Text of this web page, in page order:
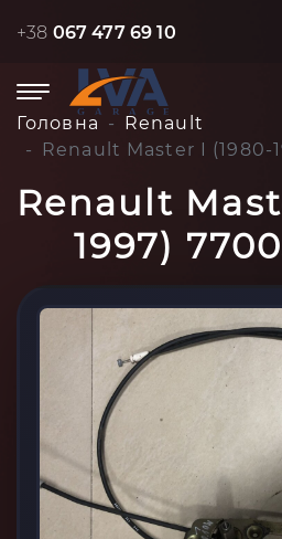
+38 067 477 69 10
Головна
Renault
Renault Master I (1980-
Renault
1997)